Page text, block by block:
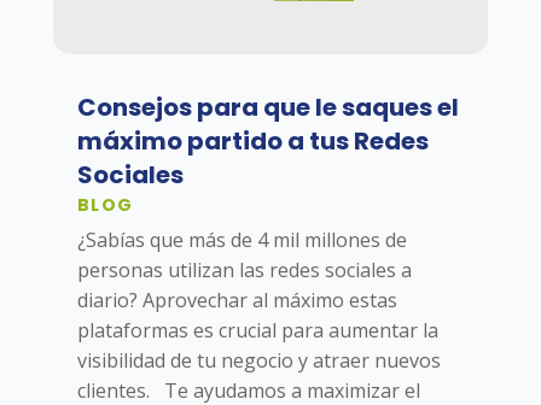
Consejos para que le saques el
máximo partido a tus Redes
Sociales
BLOG
¿Sabías que más de 4 mil millones de
personas utilizan las redes sociales a
diario? Aprovechar al máximo estas
plataformas es crucial para aumentar la
visibilidad de tu negocio y atraer nuevos
clientes. Te ayudamos a maximizar el